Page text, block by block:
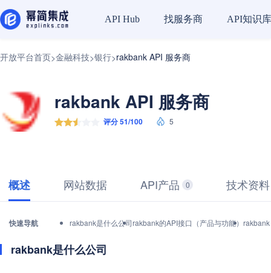
API Hub 找服务商 API知识库
开放平台首页>金融科技>银行>rakbank API 服务商
rakbank API 服务商
评分 51/100 5
概述 网站数据 API产品 0 技术资料
快速导航 rakbank是什么公司rakbank的API接口（产品与功能）
rakbank是什么公司